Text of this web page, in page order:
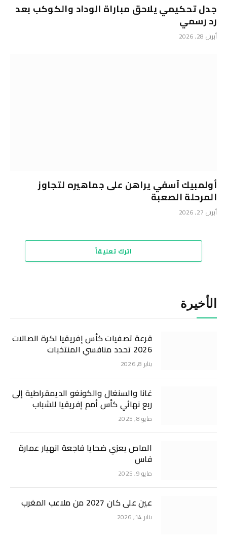
جدل تحكيمي يلاحق مباراة الوداد والكوكب بعد
رد رسمي
أبريل 28, 2026
أولمبيك آسفي يراهن على جماهيره لتجاوز
المرحلة الصعبة
أبريل 27, 2026
اترك تعليقاً
الأخيرة
قرعة تصفيات كأس إفريقيا لكرة الصالات
2026 تحدد منافسي المنتخبات
يناير 8, 2026
غانا والسنغال والكونغو الديمقراطية إلى
ربع نهائي كأس أمم إفريقيا للشباب
مايو 8, 2025
الماص يعزي ضحايا فاجعة انهيار عمارة
فاس
مايو 9, 2025
عين على كان 2027 من ملاعب المغرب
يناير 14, 2026